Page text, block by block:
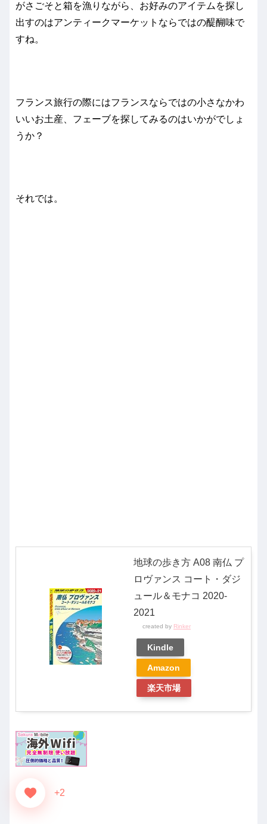
がさごそと箱を漁りながら、お好みのアイテムを探し
出すのはアンティークマーケットならではの醍醐味で
すね。
フランス旅行の際にはフランスならではの小さなかわ
いいお土産、フェーブを探してみるのはいかがでしょ
うか？
それでは。
地球の歩き方 A08 南仏 プ
ロヴァンス コート・ダジ
ュール＆モナコ 2020-
2021
created by Rinker
Kindle
Amazon
楽天市場
+2